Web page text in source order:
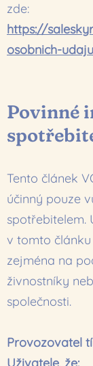
zde:
https://
osobnich-udaju
Povinné
Tento článek
účinný pouze
spotřebitelem.
v tomto článku
zejména na
živnostníky
společnosti.
Provozovatel